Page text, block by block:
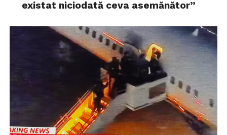
existat niciodată ceva asemănător”